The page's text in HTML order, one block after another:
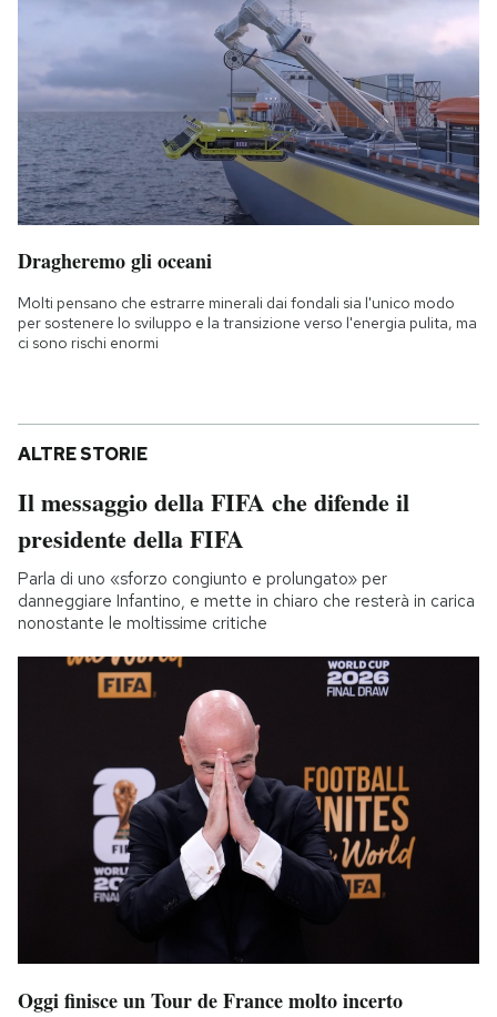
Dragheremo gli oceani
Molti pensano che estrarre minerali dai fondali sia l'unico modo
per sostenere lo sviluppo e la transizione verso l'energia pulita, ma
ci sono rischi enormi
ALTRE STORIE
Il messaggio della FIFA che difende il
presidente della FIFA
Parla di uno «sforzo congiunto e prolungato» per
danneggiare Infantino, e mette in chiaro che resterà in carica
nonostante le moltissime critiche
Oggi finisce un Tour de France molto incerto